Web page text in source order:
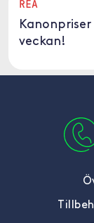
REA
veckan!